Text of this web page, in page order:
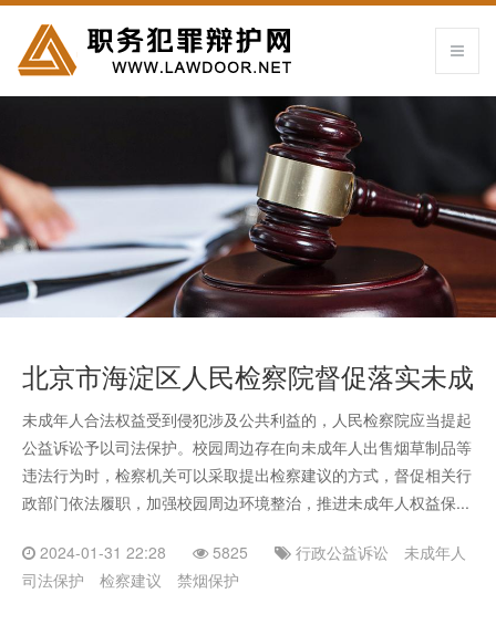
北京市海淀区人民检察院督促落实未成
年人禁烟保护案
未成年人合法权益受到侵犯涉及公共利益的，人民检察院应当提起
公益诉讼予以司法保护。校园周边存在向未成年人出售烟草制品等
违法行为时，检察机关可以采取提出检察建议的方式，督促相关行
政部门依法履职，加强校园周边环境整治，推进未成年人权益保...
2024-01-31 22:28 5825 行政公益诉讼
未成年人
司法保护
检察建议 禁烟保护